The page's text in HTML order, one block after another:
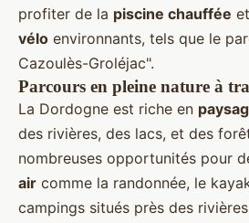
profiter de la piscine chauffée
vélo environnants, tels que le
Cazoulès-Groléjac".
Parcours en pleine nature à
La Dordogne est riche en
des rivières, des lacs, et des
nombreuses opportunités pour
air comme la randonnée, le
campings situés près des